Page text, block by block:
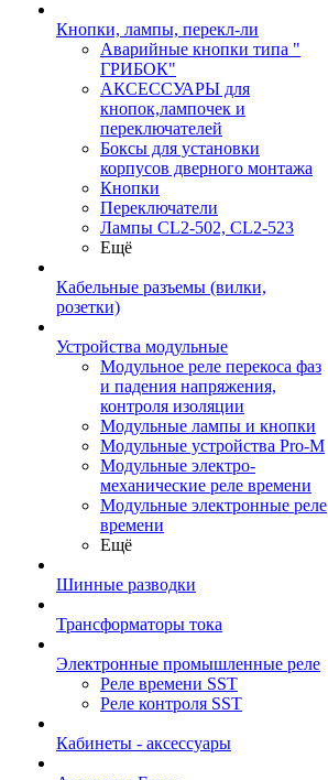
Кнопки, лампы, перекл-ли
Аварийные кнопки типа "
ГРИБОК"
АКСЕССУАРЫ для
кнопок,лампочек и
переключателей
Боксы для установки
корпусов дверного монтажа
Кнопки
Переключатели
Лампы CL2-502, CL2-523
Ещё
Кабельные разъемы (вилки,
розетки)
Устройства модульные
Модульное реле перекоса фаз
и падения напряжения,
контроля изоляции
Модульные лампы и кнопки
Модульные устройства Pro-M
Модульные электро-
механические реле времени
Модульные электронные реле
времени
Ещё
Шинные разводки
Трансформаторы тока
Электронные промышленные реле
Реле времени SST
Реле контроля SST
Кабинеты - аксессуары